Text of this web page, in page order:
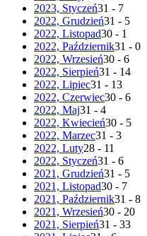
2023, Styczeń31 - 7
2022, Grudzień31 - 5
2022, Listopad30 - 1
2022, Październik31 - 0
2022, Wrzesień30 - 6
2022, Sierpień31 - 14
2022, Lipiec31 - 13
2022, Czerwiec30 - 6
2022, Maj31 - 4
2022, Kwiecień30 - 5
2022, Marzec31 - 3
2022, Luty28 - 11
2022, Styczeń31 - 6
2021, Grudzień31 - 5
2021, Listopad30 - 7
2021, Październik31 - 8
2021, Wrzesień30 - 20
2021, Sierpień31 - 33